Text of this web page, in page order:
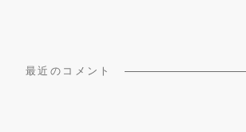
最近のコメント